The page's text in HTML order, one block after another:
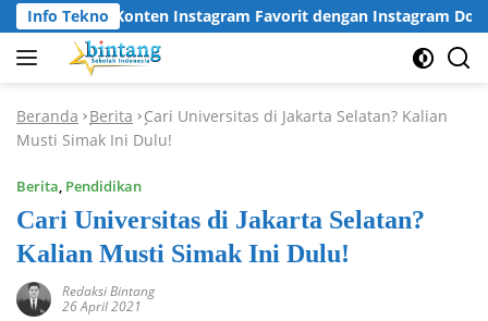
Langsung
ke
konten
Info Tekno
Konten Instagram Favorit dengan Instagram Downloader
Beranda -Berita -Cari Universitas di Jakarta Selatan? Kalian
Musti Simak Ini Dulu!
Berita, Pendidikan
Cari Universitas di Jakarta Selatan?
Kalian Musti Simak Ini Dulu!
Redaksi Bintang
26 April 2021